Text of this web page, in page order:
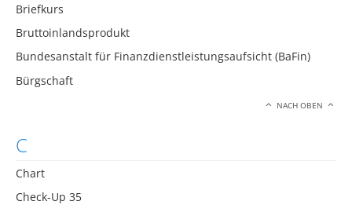
Briefkurs
Bruttoinlandsprodukt
Bundesanstalt für Finanzdienstleistungsaufsicht (BaFin)
Bürgschaft
NACH OBEN
C
Chart
Check-Up 35